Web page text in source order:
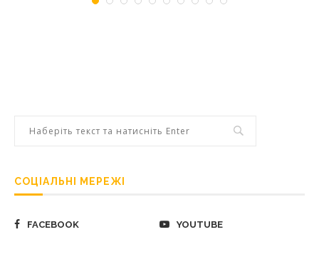
СОЦІАЛЬНІ МЕРЕЖІ
FACEBOOK YOUTUBE